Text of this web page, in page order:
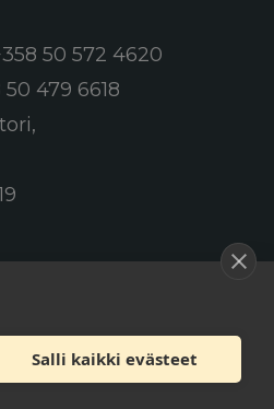
50 572 4620
479 6618
Saavutettavuusseloste
Salli kaikki evästeet